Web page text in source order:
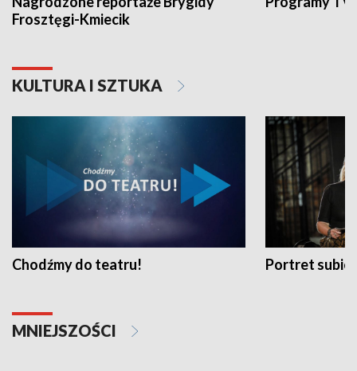
Frosztęgi-Kmiecik
KULTURA I SZTUKA
Chodźmy do teatru! Portret
MNIEJSZOŚCI